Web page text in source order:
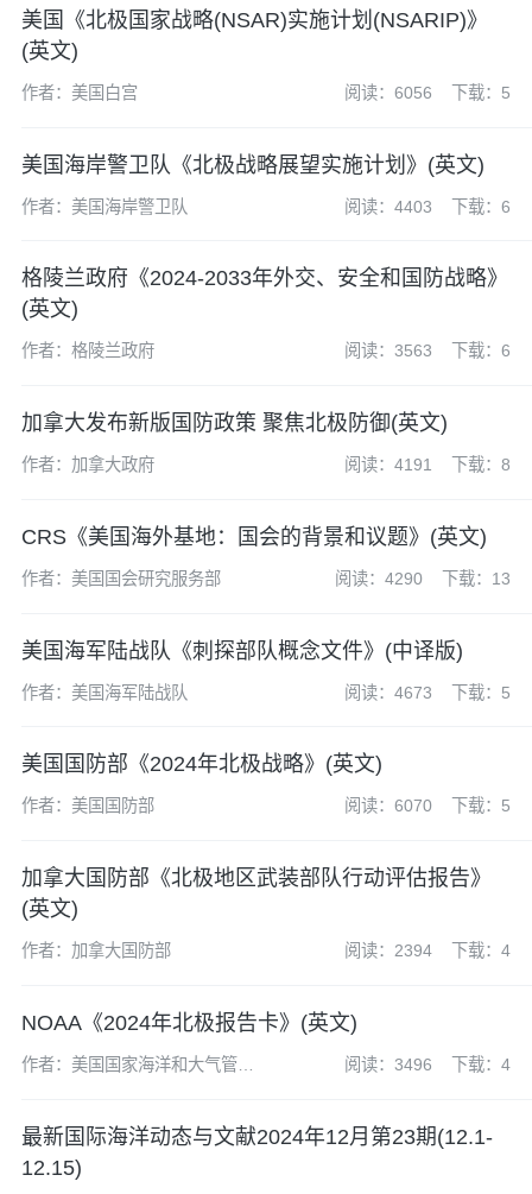
美国《北极国家战略(NSAR)实施计划(NSARIP)》
(英文)
作者：美国白宫 阅读：6056 下载：5
美国海岸警卫队《北极战略展望实施计划》(英文)
作者：美国海岸警卫队 阅读：4403 下载：6
格陵兰政府《2024-2033年外交、安全和国防战略》
(英文)
作者：格陵兰政府 阅读：3563 下载：6
加拿大发布新版国防政策 聚焦北极防御(英文)
作者：加拿大政府 阅读：4191 下载：8
CRS《美国海外基地：国会的背景和议题》(英文)
作者：美国国会研究服务部 阅读：4290 下载：13
美国海军陆战队《刺探部队概念文件》(中译版)
作者：美国海军陆战队 阅读：4673 下载：5
美国国防部《2024年北极战略》(英文)
作者：美国国防部 阅读：6070 下载：5
加拿大国防部《北极地区武装部队行动评估报告》
(英文)
作者：加拿大国防部 阅读：2394 下载：4
NOAA《2024年北极报告卡》(英文)
作者：美国国家海洋和大气管理
阅读：3496 下载：4
最新国际海洋动态与文献2024年12月第23期(12.1-
12.15)